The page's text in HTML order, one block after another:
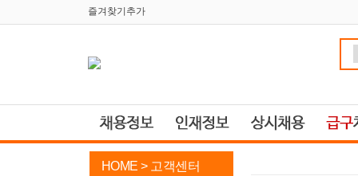
즐겨찾기추가
HOME > 고객센터